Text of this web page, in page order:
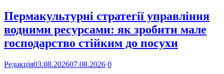
Пермакультурні стратегії управління
водними ресурсами: як зробити мале
господарство стійким до посухи
Редакція03.08.202607.08.2026 0